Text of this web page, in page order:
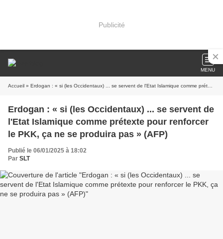
Publicité
MENU
Accueil » Erdogan : « si (les Occidentaux) ... se servent de l'Etat Islamique comme prétexte pour renforcer le PKK, ça ne se produira pas » (AFP)
Erdogan : « si (les Occidentaux) ... se servent de
l'Etat Islamique comme prétexte pour renforcer
le PKK, ça ne se produira pas » (AFP)
Publié le 06/01/2025 à 18:02
Par SLT